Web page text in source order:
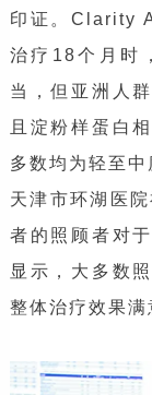
印证。Clarity
治疗18个月时
当，但亚洲人
且淀粉样蛋白
多数均为轻至中
天津市环湖医
者的照顾者对
显示，大多数
整体治疗效果满